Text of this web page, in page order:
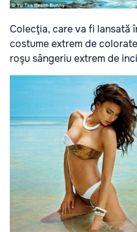
Colecţia, care va fi lansată
costume extrem de
roşu sângeriu extrem de